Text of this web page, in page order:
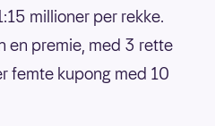
millioner per rekke.
en premie, med 3 rette
femte kupong med 10